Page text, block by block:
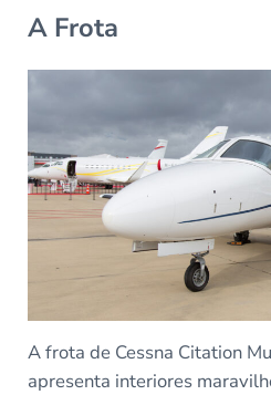
A Frota
A frota de Cessna Citation
apresenta interiores